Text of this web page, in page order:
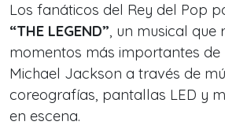
Los fanáticos del Rey del Pop
“THE LEGEND”, un musical que
momentos más importantes
Michael Jackson a través de
coreografías, pantallas LED y
en escena.